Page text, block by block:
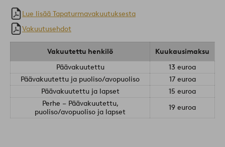
Lue lisää Tapaturmavakuutuksesta
Vakuutusehdot
Vakuutettu henkilö
Kuukausimaksu
Päävakuutettu
13 euroa
Päävakuutettu ja puoliso/avopuoliso
17 euroa
Päävakuutettu ja lapset
15 euroa
Perhe – Päävakuutettu,
puoliso/avopuoliso ja lapset
19 euroa